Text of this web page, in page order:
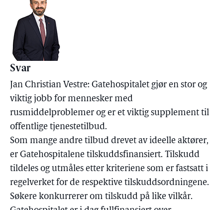
Svar
Jan Christian Vestre: Gatehospitalet gjør en stor og
viktig jobb for mennesker med
rusmiddelproblemer og er et viktig supplement til
offentlige tjenestetilbud.
Som mange andre tilbud drevet av ideelle aktører,
er Gatehospitalene tilskuddsfinansiert. Tilskudd
tildeles og utmåles etter kriteriene som er fastsatt i
regelverket for de respektive tilskuddsordningene.
Søkere konkurrerer om tilskudd på like vilkår.